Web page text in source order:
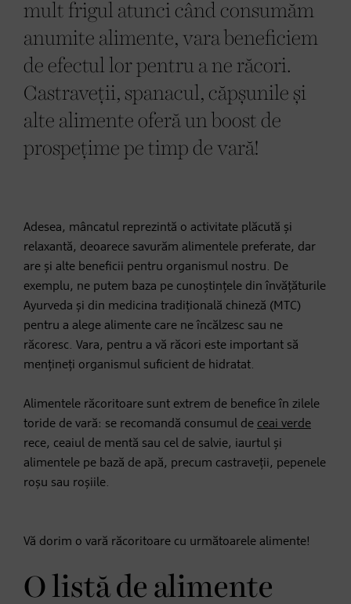
mult frigul atunci când consumăm
anumite alimente, vara beneficiem
de efectul lor pentru a ne răcori.
Castraveții, spanacul, căpșunile și
alte alimente oferă un boost de
prospețime pe timp de vară!
Adesea, mâncatul reprezintă o activitate plăcută și
relaxantă, deoarece savurăm alimentele preferate, dar
are și alte beneficii pentru organismul nostru. De
exemplu, ne putem baza pe cunoștințele din învățăturile
Ayurveda și din medicina tradițională chineză (MTC)
pentru a alege alimente care ne încălzesc sau ne
răcoresc. Vara, pentru a vă răcori este important să
mențineți organismul suficient de hidratat.
Alimentele răcoritoare sunt extrem de benefice în zilele
toride de vară: se recomandă consumul de ceai verde
rece, ceaiul de mentă sau cel de salvie, iaurtul și
alimentele pe bază de apă, precum castraveții, pepenele
roșu sau roșiile.
Vă dorim o vară răcoritoare cu următoarele alimente!
O listă de alimente